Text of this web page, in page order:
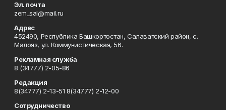
Эл. почта
zem_sal@mail.ru
Адрес
452490, Республика Башкортостан, Салаватский район, с.
Малояз, ул. Коммунистическая, 56.
Рекламная служба
8 (34777) 2-05-86
Редакция
8(34777) 2-13-51 8(34777) 2-12-00
Сотрудничество